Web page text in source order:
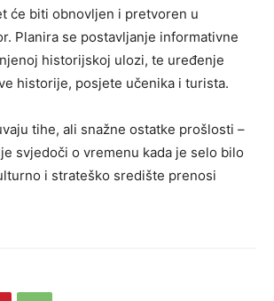
će biti obnovljen i pretvoren u
Planira se postavljanje informativne
historijskoj ulozi, te uređenje
historije, posjete učenika i turista.
tihe, ali snažne ostatke prošlosti –
svjedoči o vremenu kada je selo bilo
i strateško središte prenosi